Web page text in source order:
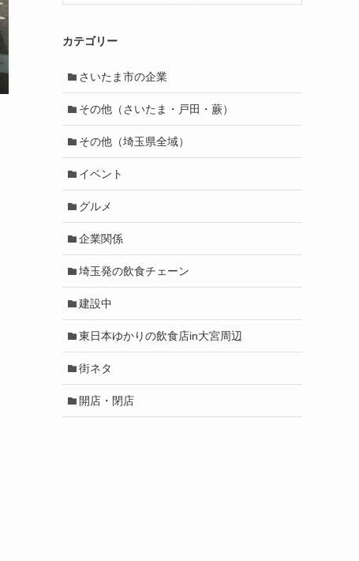
カテゴリー
さいたま市の企業
その他（さいたま・戸田・蕨）
その他（埼玉県全域）
イベント
グルメ
企業関係
埼玉発の飲食チェーン
建設中
東日本ゆかりの飲食店in大宮周辺
街ネタ
開店・閉店